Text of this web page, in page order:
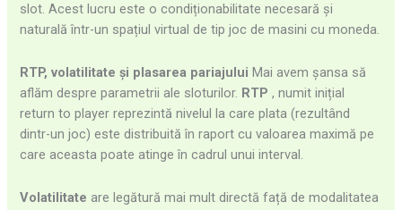
slot. Acest lucru este o condiționabilitate necesară și
naturală într-un spațiul virtual de tip joc de masini cu moneda.
RTP, volatilitate și plasarea pariajuluiMai avem șansa să
aflăm despre parametrii ale sloturilor. RTP, numit inițial
return to player reprezintă nivelul la care plata (rezultând
dintr-un joc) este distribuită în raport cu valoarea maximă pe
care aceasta poate atinge în cadrul unui interval.
Volatilitateare legătură mai mult directă față de modalitatea